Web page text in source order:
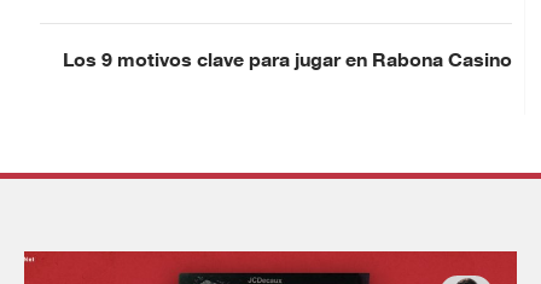
Los 9 motivos clave para jugar en Rabona Casino